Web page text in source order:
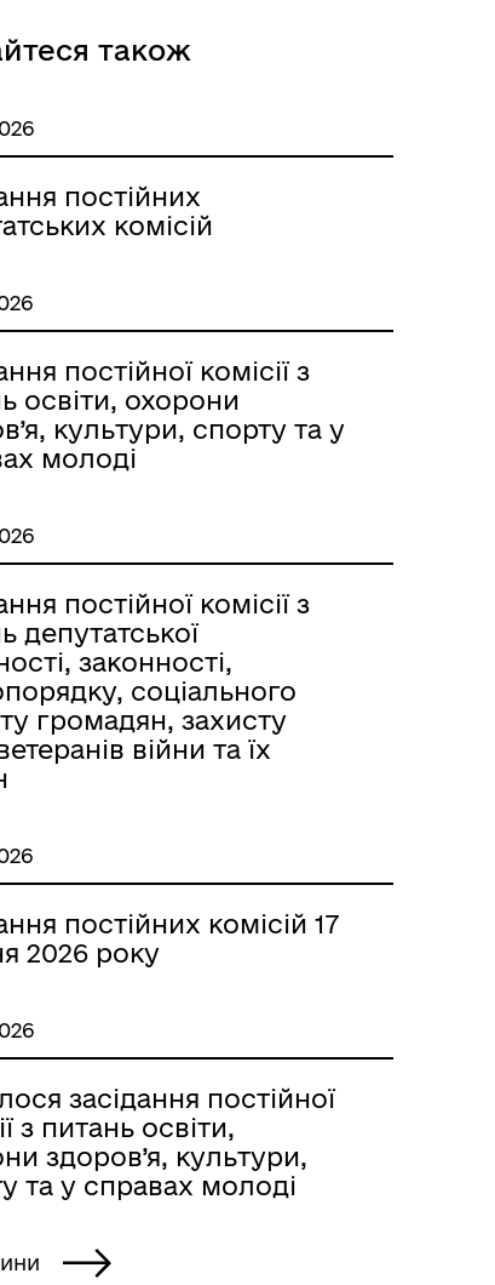
також
постійних
комісій
постійної комісії з
освіти, охорони
культури, спорту та у
молоді
постійної комісії з
депутатської
законності,
соціального
громадян, захисту
війни та їх
постійних комісій 17
2026 року
засідання постійної
з питань освіти,
здоров’я, культури,
та у справах молоді